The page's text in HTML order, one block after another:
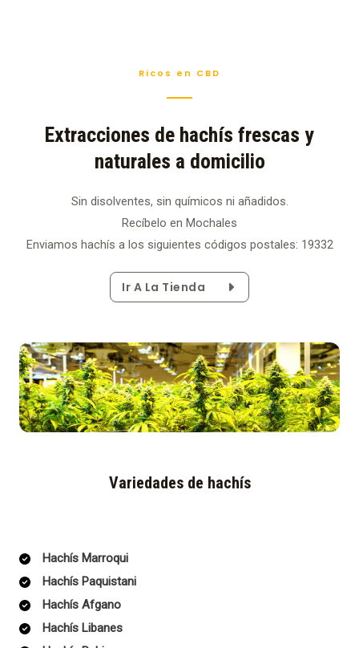
Ricos en CBD
Extracciones de hachís frescas y
naturales a domicilio
Sin disolventes, sin químicos ni añadidos.
Recíbelo en Mochales
Enviamos hachís a los siguientes códigos postales: 19332
Ir A La Tienda
Variedades de hachís
Hachís Marroqui
Hachís Paquistani
Hachís Afgano
Hachís Libanes